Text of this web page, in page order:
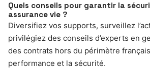
Quels conseils pour garantir la
assurance vie ?
Diversifiez vos supports, surveillez
privilégiez des conseils d’experts en
des contrats hors du périmètre
performance et la sécurité.